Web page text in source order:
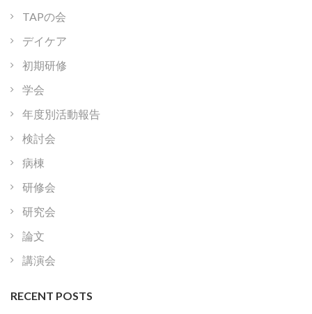
TAPの会
デイケア
初期研修
学会
年度別活動報告
検討会
病棟
研修会
研究会
論文
講演会
RECENT POSTS